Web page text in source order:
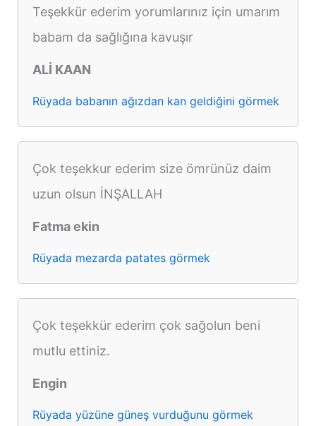
Teşekkür ederim yorumlarınız için umarım
babam da sağlığına kavuşır
ALİ KAAN
Rüyada babanın ağızdan kan geldiğini görmek
Çok teşekkur ederim size ömrünüz daim
uzun olsun İNŞALLAH
Fatma ekin
Rüyada mezarda patates görmek
Çok teşekkür ederim çok sağolun beni
mutlu ettiniz.
Engin
Rüyada yüzüne güneş vurduğunu görmek